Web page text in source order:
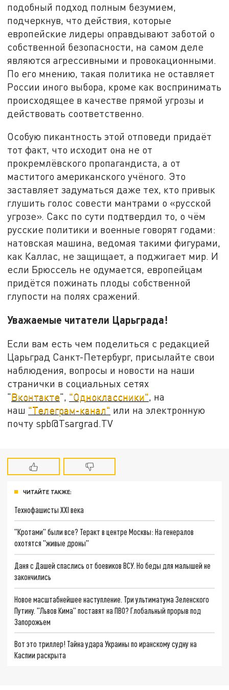
подобный подход полным безумием,
подчеркнув, что действия, которые
европейские лидеры оправдывают заботой о
собственной безопасности, на самом деле
являются агрессивными и провокационными.
По его мнению, такая политика не оставляет
России иного выбора, кроме как воспринимать
происходящее в качестве прямой угрозы и
действовать соответственно.
Особую пикантность этой отповеди придаёт
тот факт, что исходит она не от
прокремлёвского пропагандиста, а от
маститого американского учёного. Это
заставляет задуматься даже тех, кто привык
глушить голос совести мантрами о «русской
угрозе». Сакс по сути подтвердил то, о чём
русские политики и военные говорят годами:
натовская машина, ведомая такими фигурами,
как Каллас, не защищает, а поджигает мир. И
если Брюссель не одумается, европейцам
придётся пожинать плоды собственной
глупости на полях сражений.
Уважаемые читатели Царьграда!
Если вам есть чем поделиться с редакцией
Царьград Санкт-Петербург, присылайте свои
наблюдения, вопросы и новости на наши
странички в социальных сетях
"Вконтакте", "Одноклассники", на
наш "Телеграм-канал" или на электронную
почту spb@Tsargrad.TV
ЧИТАЙТЕ ТАКЖЕ:
Технофашисты XXI века
"Кротами" были все? Теракт в центре Москвы: На генералов
охотятся "живые дроны"
Даня с Дашей спаслись от боевиков ВСУ. Но беды для малышей не
закончились
Новое масштабнейшее наступление. Три ультиматума Зеленского
Путину. "Львов Кима" поставят на ПВО? Глобальный прорыв под
Запорожьем
Вот это триллер! Тайна удара Украины по иранскому судну на
Каспии раскрыта